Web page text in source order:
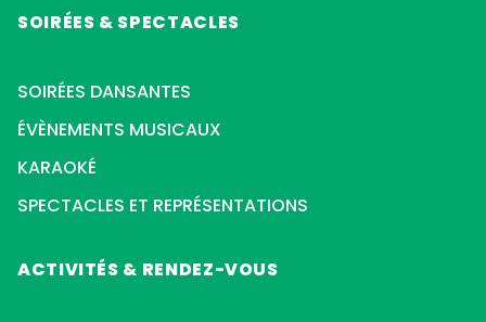
SOIRÉES & SPECTACLES
SOIRÉES DANSANTES
ÉVÈNEMENTS MUSICAUX
KARAOKÉ
SPECTACLES ET REPRÉSENTATIONS
ACTIVITÉS & RENDEZ-VOUS